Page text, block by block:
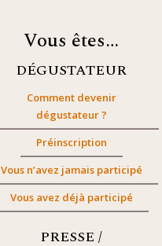
Vous êtes…
DÉGUSTATEUR
Comment devenir
dégustateur ?
Préinscription
Vous n’avez jamais participé
Vous avez déjà participé
PRESSE /